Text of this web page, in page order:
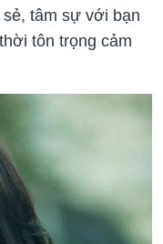
tâm sự với bạn
tôn trọng cảm